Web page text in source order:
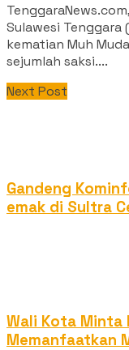
Sulawesi Tenggara
kematian Muh
sejumlah saksi....
Next Post
Gandeng
emak di Sultra
Wali Kota Minta
Memanfaatkan